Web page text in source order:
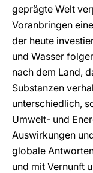
geprägte Welt
Voranbringen
der heute
und Wasser
nach dem Land,
Substanzen
unterschiedlich,
Umwelt- und
Auswirkungen
globale
und mit Vernunft